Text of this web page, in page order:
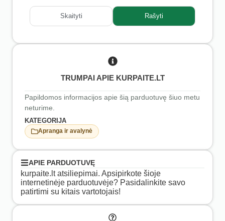
Skaityti Rašyti
TRUMPAI APIE KURPAITE.LT
Papildomos informacijos apie šią parduotuvę šiuo metu
neturime.
KATEGORIJA
Apranga ir avalynė
APIE PARDUOTUVĘ
kurpaite.lt atsiliepimai. Apsipirkote šioje
internetinėje parduotuvėje? Pasidalinkite savo
patirtimi su kitais vartotojais!